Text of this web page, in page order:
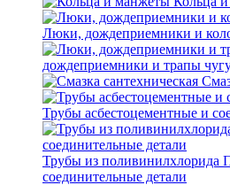
Люки, дождеприемники и
дождеприемники и трапы
Трубы асбестоцементные и
Трубы из
соединительные детали